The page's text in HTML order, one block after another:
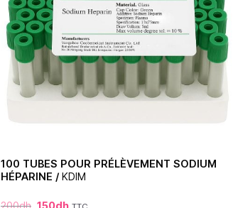
100 TUBES POUR PRÉLÈVEMENT SODIUM
HÉPARINE / KDIM